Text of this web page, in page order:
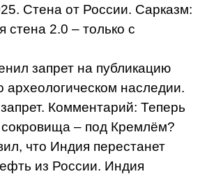
Стена от России. Сарказм:
стена 2.0 – только с
запрет на публикацию
археологическом наследии.
Комментарий: Теперь
сокровища – под Кремлём?
что Индия перестанет
из России. Индия